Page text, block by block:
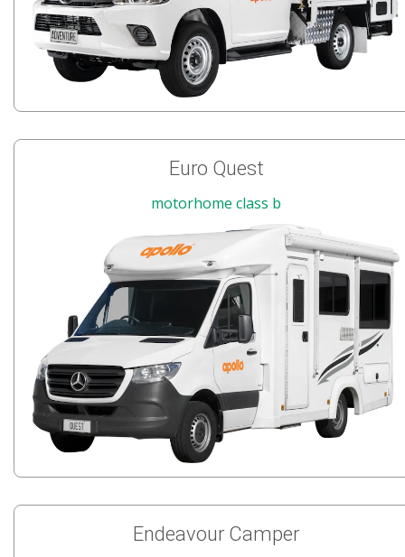
Euro Quest
motorhome class b
Endeavour Camper